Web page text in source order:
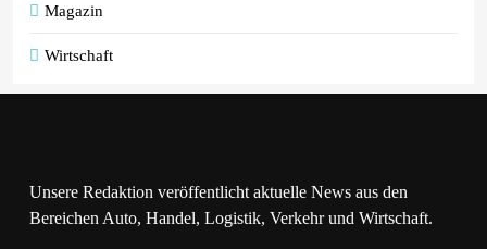
Magazin
Wirtschaft
Unsere Redaktion veröffentlicht aktuelle News aus den
Bereichen Auto, Handel, Logistik, Verkehr und Wirtschaft.